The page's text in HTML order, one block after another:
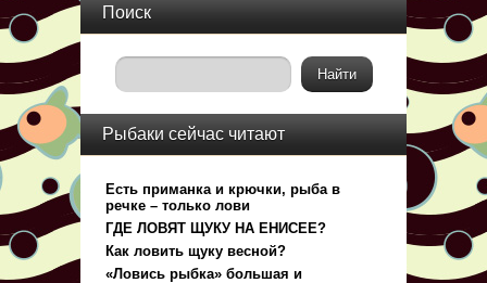
Поиск
Рыбаки сейчас читают
Есть приманка и крючки, рыба в
речке – только лови
ГДЕ ЛОВЯТ ЩУКУ НА ЕНИСЕЕ?
Как ловить щуку весной?
«Ловись рыбка» большая и